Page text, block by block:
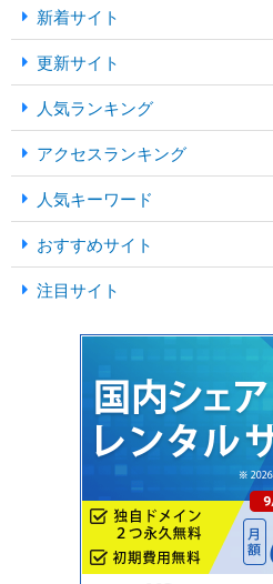
新着サイト
更新サイト
人気ランキング
アクセスランキング
人気キーワード
おすすめサイト
注目サイト